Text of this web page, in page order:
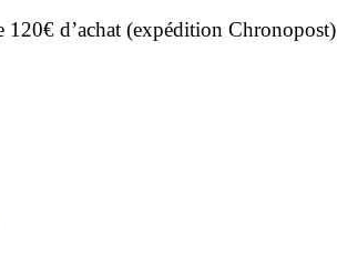
120€ d’achat (expédition Chronopost)